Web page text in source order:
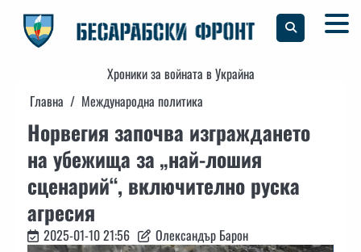
content
Хроники за войната в Украйна
Главна
Международна политика
Норвегия започва изграждането
на убежища за „най-лошия
сценарий“, включително руска
агресия
2025-01-10 21:56 Олександър Барон